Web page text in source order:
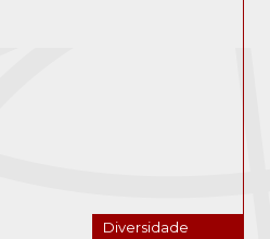
Diversidade